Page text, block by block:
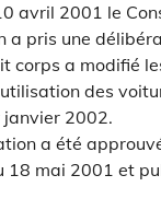
avril 2001 le
a pris une
corps a modifié
des
2002.
a été
18 mai 2001 et